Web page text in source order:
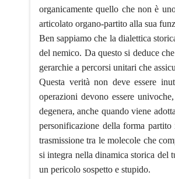
organicamente quello che non è
articolato organo-partito alla sua
Ben sappiamo che la dialettica
del nemico. Da questo si deduce
gerarchie a percorsi unitari che
Questa verità non deve essere
operazioni devono essere
degenera, anche quando viene
personificazione della forma partito
trasmissione tra le molecole che
si integra nella dinamica storica del
un pericolo sospetto e stupido.